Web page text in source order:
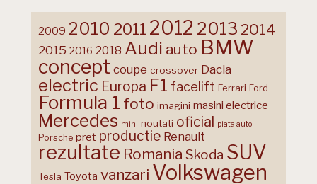
2009 2010 2011 2012 2013 2014
2015 2016 2018 Audi auto BMW
concept coupe crossover Dacia
electric Europa F1 facelift Ferrari Ford
Formula 1 foto imagini masini electrice
Mercedes mini noutati oficial piata auto
Porsche pret productie Renault
rezultate Romania Skoda SUV
Tesla Toyota vanzari Volkswagen